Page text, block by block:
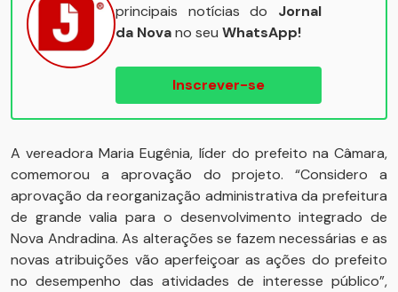
principais notícias do Jornal
da Novano seu WhatsApp!
Inscrever-se
A vereadora Maria Eugênia, líder do prefeito na Câmara,
comemorou a aprovação do projeto. “Considero a
aprovação da reorganização administrativa da prefeitura
de grande valia para o desenvolvimento integrado de
Nova Andradina. As alterações se fazem necessárias e as
novas atribuições vão aperfeiçoar as ações do prefeito
no desempenho das atividades de interesse público”,